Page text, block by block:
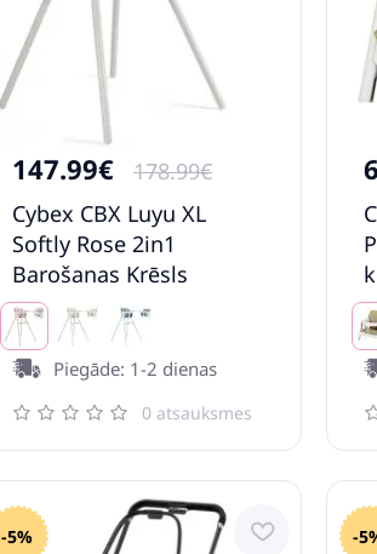
147.99€
178.99€
Cybex CBX Luyu XL
Softly Rose 2in1
Barošanas Krēsls
Piegāde: 1-2 dienas
0 atsauksmes
-5% -